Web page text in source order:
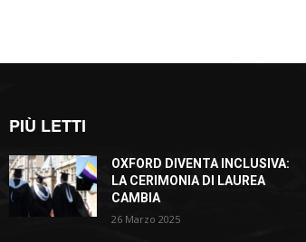
PIÙ LETTI
OXFORD DIVENTA INCLUSIVA:
LA CERIMONIA DI LAUREA
CAMBIA
26 Marzo 2025